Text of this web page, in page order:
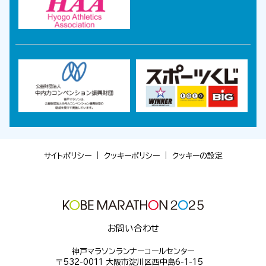
サイトポリシー｜ クッキーポリシー｜ クッキーの設定
お問い合わせ
神戸マラソンランナーコールセンター
〒532-0011 大阪市淀川区西中島6-1-15